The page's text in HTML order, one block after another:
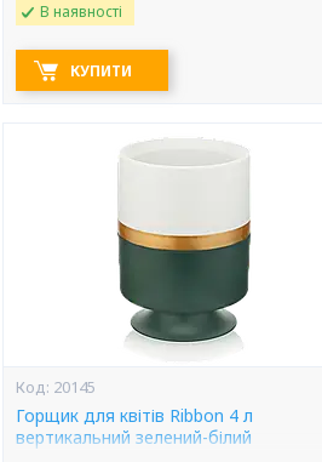
В наявності
КУПИТИ
20145
Горщик для квітів Ribbon 4 л
вертикальний зелений-білий